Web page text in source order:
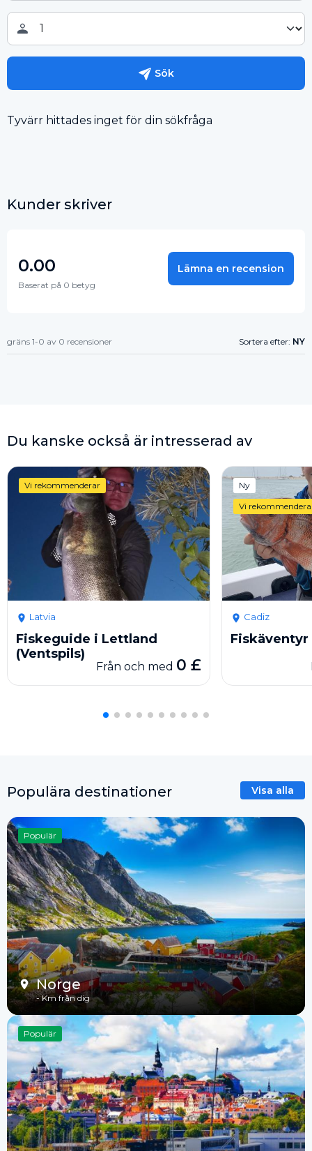
Sök
Tyvärr hittades inget för din sökfråga
Kunder skriver
0.00
Baserat på 0 betyg
Lämna en recension
gräns 1-0 av 0 recensioner Sortera efter: NY
Du kanske också är intresserad av
Vi rekommenderar
Latvia
Fiskeguide i Lettland
(Ventspils)
Från och med 0 £
Ny
Vi
Cadiz
Fiskäventyr
Populära destinationer Visa alla
Populär
Norge
-Km från dig
Populär